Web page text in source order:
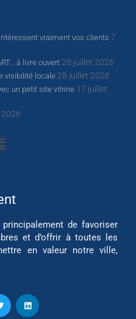
vraiment vos clients 7
à livre ouvert 28 juillet 2026
visibilité locale 28 juillet 2026
un petit site vitrine 17 juillet
de favoriser
et d’offrir à toutes les
en valeur notre ville,